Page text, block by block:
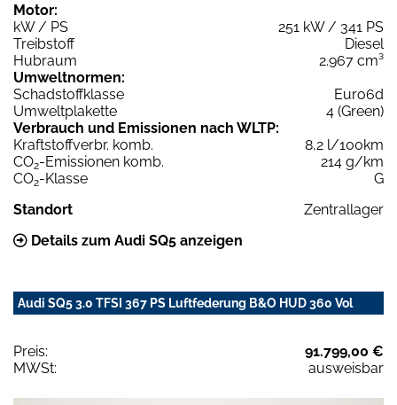
Motor:
kW / PS
251 kW / 341 PS
Treibstoff
Diesel
Hubraum
2.967 cm³
Umweltnormen:
Schadstoffklasse
Euro6d
Umweltplakette
4 (Green)
Verbrauch und Emissionen nach WLTP:
Kraftstoffverbr. komb.
8,2 l/100km
CO2-Emissionen komb.
214 g/km
CO2-Klasse
G
Standort
Zentrallager
Details zum Audi SQ5 anzeigen
Audi SQ5 3.0 TFSI 367 PS Luftfederung B&O HUD 360 Vol
Preis:
91.799,00 €
MWSt:
ausweisbar